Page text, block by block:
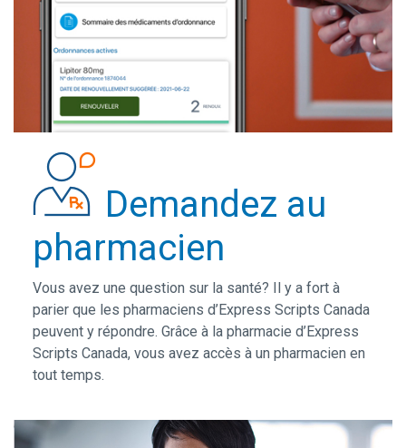
Demandez au
pharmacien
Vous avez une question sur la santé? Il y a fort à
parier que les pharmaciens d’Express Scripts Canada
peuvent y répondre. Grâce à la pharmacie d’Express
Scripts Canada, vous avez accès à un pharmacien en
tout temps.
Image